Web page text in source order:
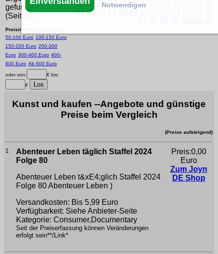
gefunden
(Seite:1):
31 32 33 34 35 36 37
44 45
Preisintervall:
50-100 Euro 100-150 Euro
150-200 Euro 200-300
Euro 300-400 Euro 400-
600 Euro Ab 600 Euro
oder von:
€ bis:
€
Kunst und kaufen --Angebote und günstige
Preise beim Vergleich
(Preise aufsteigend)
1
Abenteuer Leben täglich Staffel 2024
Folge 80
Abenteuer Leben t&xE4;glich Staffel 2024
Folge 80Abenteuer Leben )
Versandkosten: Bis 5,99 Euro
Verfügbarkeit: Siehe Anbieter-Seite
Kategorie: Consumer,Documentary
Seit der Preiserfassung können Veränderungen
erfolgt sein**/Link*
Preis:0,00
Euro
Zum Joyn
DE Shop
Notwendigen